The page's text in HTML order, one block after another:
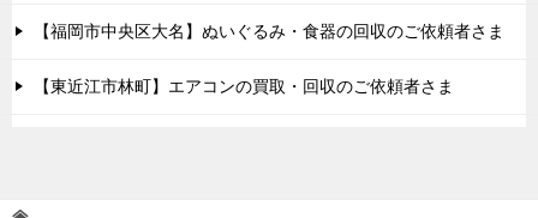
【福岡市中央区大名】ぬいぐるみ・食器の回収のご依頼者さま
【東近江市林町】エアコンの買取・回収のご依頼者さま